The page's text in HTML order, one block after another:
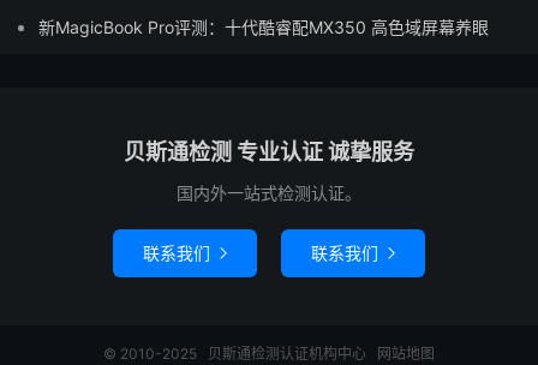
新MagicBook Pro评测：十代酷睿配MX350 高色域屏幕养眼
贝斯通检测 专业认证 诚挚服务
国内外一站式检测认证。
联系我们  联系我们 
© 2010-2025 贝斯通检测认证机构中心 网站地图